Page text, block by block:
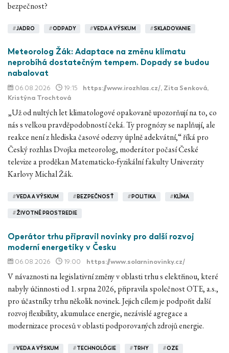
bezpečnost?
#JADRO #ODPADY #VEDA A VÝSKUM #SKLADOVANIE
Meteorolog Žák: Adaptace na změnu klimatu
neprobíhá dostatečným tempem. Dopady se budou
nabalovat
06.08.2026 19:15 https://www.irozhlas.cz/, Zita Senková,
Kristýna Trochtová
„Už od nultých let klimatologové opakovaně upozorňují na to, co
nás s velkou pravděpodobností čeká. Ty prognózy se naplňují, ale
reakce není z hlediska časové odezvy úplně adekvátní,“ říká pro
Český rozhlas Dvojka meteorolog, moderátor počasí České
televize a proděkan Matematicko-fyzikální fakulty Univerzity
Karlovy Michal Žák.
#VEDA A VÝSKUM # BEZPEČNOSŤ # POLITIKA # KLÍMA
#ŽIVOTNÉ PROSTREDIE
Operátor trhu připravil novinky pro další rozvoj
moderní energetiky v Česku
06.08.2026 19:00 https://www.solarninovinky.cz/
V návaznosti na legislativní změny v oblasti trhu s elektřinou, které
nabyly účinnosti od 1. srpna 2026, připravila společnost OTE, a.s.,
pro účastníky trhu několik novinek. Jejich cílem je podpořit další
rozvoj flexibility, akumulace energie, nezávislé agregace a
modernizace procesů v oblasti podporovaných zdrojů energie.
#VEDA A VÝSKUM #TECHNOLÓGIE #TRHY #OZE